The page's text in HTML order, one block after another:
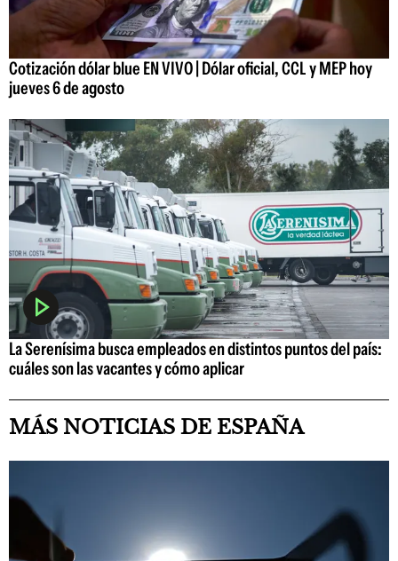
Cotización dólar blue EN VIVO | Dólar oficial, CCL y MEP hoy
jueves 6 de agosto
La Serenísima busca empleados en distintos puntos del país:
cuáles son las vacantes y cómo aplicar
MÁS NOTICIAS DE ESPAÑA